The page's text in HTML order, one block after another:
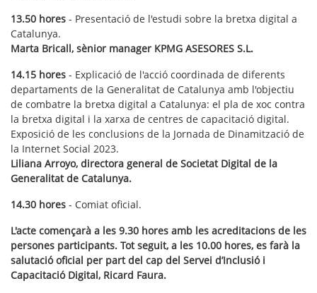
13.50 hores - Presentació de l'estudi sobre la bretxa digital a
Catalunya.
Marta Bricall, sènior manager KPMG ASESORES S.L.
14.15 hores - Explicació de l'acció coordinada de diferents
departaments de la Generalitat de Catalunya amb l'objectiu
de combatre la bretxa digital a Catalunya: el pla de xoc contra
la bretxa digital i la xarxa de centres de capacitació digital.
Exposició de les conclusions de la Jornada de Dinamització de
la Internet Social 2023.
Liliana Arroyo, directora general de Societat Digital de la
Generalitat de Catalunya.
14.30 hores - Comiat oficial.
L'acte començarà a les 9.30 hores amb les acreditacions de les
persones participants. Tot seguit, a les 10.00 hores, es farà la
salutació oficial per part del cap del Servei d’Inclusió i
Capacitació Digital, Ricard Faura.